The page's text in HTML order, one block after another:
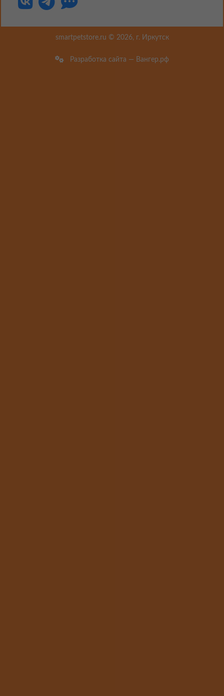
smartpetstore.ru © 2026, г. Иркутск
Разработка сайта — Вангер.рф